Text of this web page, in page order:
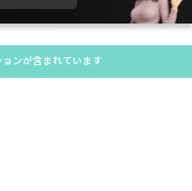
ンが含まれています